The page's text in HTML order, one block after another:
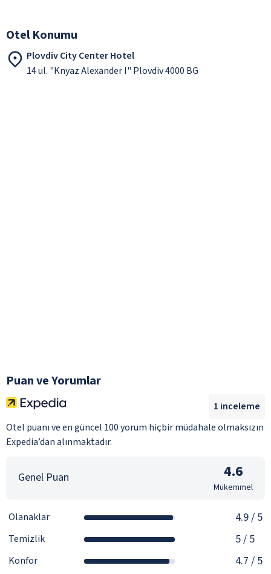
Otel Konumu
Plovdiv City Center Hotel
14 ul. "Knyaz Alexander I" Plovdiv 4000 BG
Puan ve Yorumlar
Otel puanı ve en güncel 100 yorum hiçbir müdahale olmaksızın
Expedia’dan alınmaktadır.
1 inceleme
Genel Puan 4.6
Mükemmel
Olanaklar 4.9/ 5
Temizlik 5/ 5
Konfor 4.7 / 5